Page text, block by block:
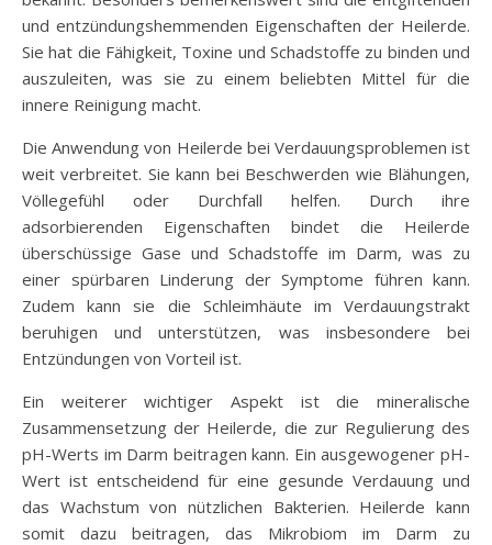
und entzündungshemmenden Eigenschaften der Heilerde.
Sie hat die Fähigkeit, Toxine und Schadstoffe zu binden und
auszuleiten, was sie zu einem beliebten Mittel für die
innere Reinigung macht.
Die Anwendung von Heilerde bei Verdauungsproblemen ist
weit verbreitet. Sie kann bei Beschwerden wie Blähungen,
Völlegefühl oder Durchfall helfen. Durch ihre
adsorbierenden Eigenschaften bindet die Heilerde
überschüssige Gase und Schadstoffe im Darm, was zu
einer spürbaren Linderung der Symptome führen kann.
Zudem kann sie die Schleimhäute im Verdauungstrakt
beruhigen und unterstützen, was insbesondere bei
Entzündungen von Vorteil ist.
Ein weiterer wichtiger Aspekt ist die mineralische
Zusammensetzung der Heilerde, die zur Regulierung des
pH-Werts im Darm beitragen kann. Ein ausgewogener pH-
Wert ist entscheidend für eine gesunde Verdauung und
das Wachstum von nützlichen Bakterien. Heilerde kann
somit dazu beitragen, das Mikrobiom im Darm zu